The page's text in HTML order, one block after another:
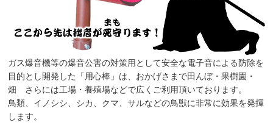
ガス爆音機等の爆音公害の対策用として安全な電子音による防除を
目的とし開発した「用心棒」は、おかげさまで田んぼ・果樹園・
畑 さらには工場・養殖場などで広くご利用頂いております。
鳥類、イノシシ、シカ、クマ、サルなどの鳥獣に非常に効果を発揮
します。